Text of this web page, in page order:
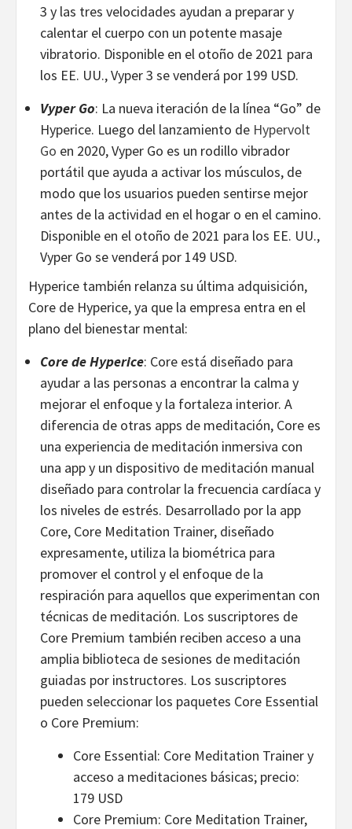
3 y las tres velocidades ayudan a preparar y
calentar el cuerpo con un potente masaje
vibratorio. Disponible en el otoño de 2021 para
los EE. UU., Vyper 3 se venderá por 199 USD.
Vyper Go: La nueva iteración de la línea “Go” de
Hyperice. Luego del lanzamiento de Hypervolt
Go en 2020, Vyper Go es un rodillo vibrador
portátil que ayuda a activar los músculos, de
modo que los usuarios pueden sentirse mejor
antes de la actividad en el hogar o en el camino.
Disponible en el otoño de 2021 para los EE. UU.,
Vyper Go se venderá por 149 USD.
Hyperice también relanza su última adquisición,
Core de Hyperice, ya que la empresa entra en el
plano del bienestar mental:
Core de Hyperice: Core está diseñado para
ayudar a las personas a encontrar la calma y
mejorar el enfoque y la fortaleza interior. A
diferencia de otras apps de meditación, Core es
una experiencia de meditación inmersiva con
una app y un dispositivo de meditación manual
diseñado para controlar la frecuencia cardíaca y
los niveles de estrés. Desarrollado por la app
Core, Core Meditation Trainer, diseñado
expresamente, utiliza la biométrica para
promover el control y el enfoque de la
respiración para aquellos que experimentan con
técnicas de meditación. Los suscriptores de
Core Premium también reciben acceso a una
amplia biblioteca de sesiones de meditación
guiadas por instructores. Los suscriptores
pueden seleccionar los paquetes Core Essential
o Core Premium:
Core Essential: Core Meditation Trainer y
acceso a meditaciones básicas; precio:
179 USD
Core Premium: Core Meditation Trainer,